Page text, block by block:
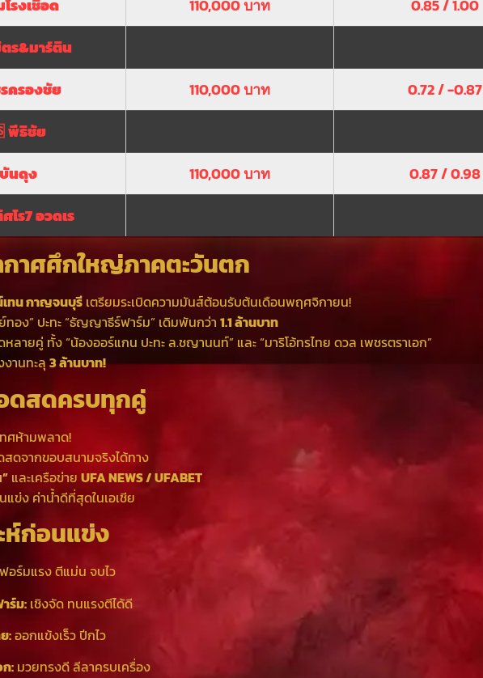
รงเชือด
110,000 บาท 0.85 / 1.00
ร&มาร์ติน
ครองชัย
110,000 บาท 0.72 / -0.87
พีธิชัย
บันดุง
110,000 บาท 0.87 / 0.98
โร7 อวดเร
กาศศึกใหญ่ภาคตะวันตก
เทน กาญจนบุรี เตรียมระเบิดความมันส์ต้อนรับต้นเดือนพฤศจิกายน!
ทอง” ปะทะ “ธัญญาธีร์ฟาร์ม” เดิมพันกว่า 1.1 ล้านบาท
ลายคู่ ทั้ง “น้องออร์แกน ปะทะ ล.ชญานนท์” และ “มาริโอ้ทรไทย ดวล เพชรตราเอก”
งานทะลุ3 ล้านบาท!
ดสดครบทุกคู่
ศห้ามพลาด!
ดจากขอบสนามจริงได้ทาง
” และเครือข่ายUFA NEWS / UFABET
แข่ง ค่าน้ำดีที่สุดในเอเชีย
ห์ก่อนแข่ง
ฟอร์มแรง ตีแม่น จบไว
ร์ม: เชิงจัด ทนแรงตีได้ดี
:ออกแข้งเร็ว ปีกไว
ก: มวยทรงดี ลีลาครบเครื่อง